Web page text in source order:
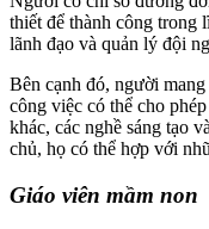
thiết để thành công trong
lãnh đạo và quản lý đội
Bên cạnh đó, người
công việc có thể cho
khác, các nghề sáng tạo
chủ, họ có thể hợp với
Giáo viên mầm non